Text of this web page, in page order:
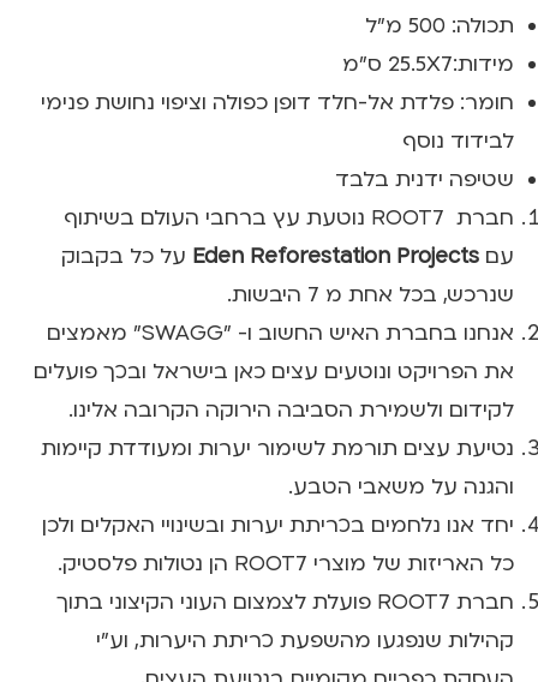
תכולה: 500 מ"ל
מידות:25.5X7 ס"מ
חומר: פלדת אל-חלד דופן כפולה וציפוי נחושת פנימי
לבידוד נוסף
שטיפה ידנית בלבד
חברת ROOT7 נוטעת עץ ברחבי העולם בשיתוף
עם Eden Reforestation Projects על כל בקבוק
שנרכש, בכל אחת מ 7 היבשות.
אנחנו בחברת האיש החשוב ו- "SWAGG" מאמצים
את הפרויקט ונוטעים עצים כאן בישראל ובכך פועלים
לקידום ולשמירת הסביבה הירוקה הקרובה אלינו.
נטיעת עצים תורמת לשימור יערות ומעודדת קיימות
והגנה על משאבי הטבע.
יחד אנו נלחמים בכריתת יערות ובשינויי האקלים ולכן
כל האריזות של מוצרי ROOT7 הן נטולות פלסטיק.
חברת ROOT7 פועלת לצמצום העוני הקיצוני בתוך
קהילות שנפגעו מהשפעת כריתת היערות, וע"י